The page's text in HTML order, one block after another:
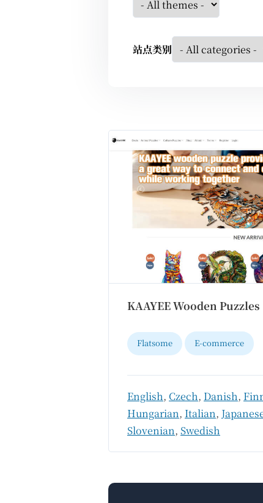
站点类别
KAAYEE Wooden Puzzles
Flatsome E-commerce
English, Czech, Danish,
Hungarian, Italian,
Slovenian, Swedish